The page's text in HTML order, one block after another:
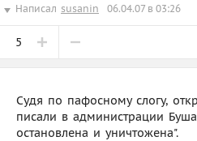
Написал susanin 06.04.07 в 03:26
5
Судя по пафосному слогу,
писали в администрации
остановлена и уничтожена".